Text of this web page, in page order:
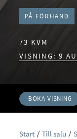
PÅ FÖRHAND
73 KVM
VISNING: 9
BOKA VISNING
Start Till salu